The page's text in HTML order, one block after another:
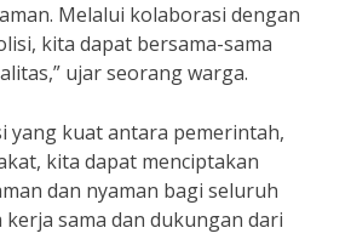
Melalui kolaborasi dengan
kita dapat bersama-sama
ujar seorang warga.
yang kuat antara pemerintah,
kita dapat menciptakan
dan nyaman bagi seluruh
sama dan dukungan dari